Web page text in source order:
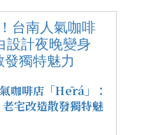
咖啡店「Hērá」：
宅改造散發獨特魅